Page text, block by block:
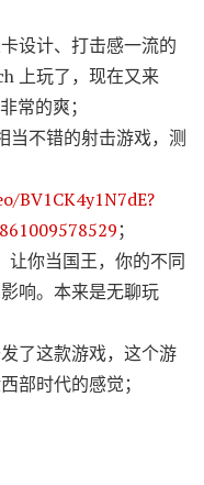
设计、打击感一流的
上玩了，现在又来
常的爽；
当不错的射击游戏，测
BV1CK4y1N7dE?
；
让你当国王，你的不同
响。本来是无聊玩
了这款游戏，这个游
部时代的感觉；